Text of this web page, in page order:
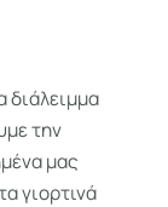
διάλειμμα
την
μας
γιορτινά